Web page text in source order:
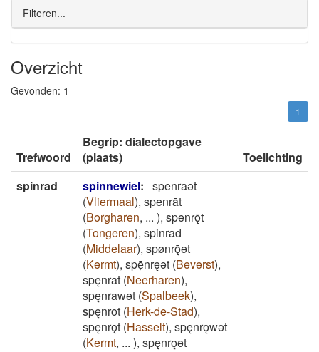
Filteren...
Overzicht
Gevonden: 1
1
Trefwoord
Begrip: dialectopgave
(plaats)
Toelichting
spinrad
spinnewiel: spenraǝt
(Vliermaal), spenrāt
(Borgharen, ... ), spenrǭt
(Tongeren), spinrad
(Middelaar), spønrǭǝt
(Kermt), spē̜nręǝt (Beverst),
spęnrat (Neerharen),
spęnrawǝt (Spalbeek),
spęnrot (Herk-de-Stad),
spęnrǫt (Hasselt), spęnrǫwǝt
(Kermt, ... ), spęnrǫǝt